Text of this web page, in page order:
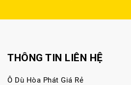
THÔNG TIN LIÊN HỆ
Ô Dù Hòa Phát Giá Rẻ